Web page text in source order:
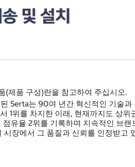
(제품 구성)란을 참고하여 주십시오.
Serta는 90여 년간 혁신적인 기술
1위를 차지한 이래, 현재까지도 상
유율 2위를 기록하며 지속적인 브
장에서 그 품질과 신뢰를 인정받